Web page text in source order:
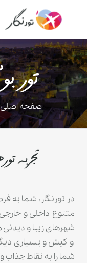
تور
صفحه اصلی
تجربه
در تورنگار، شما به
متنوع داخلی و
شهرهای زیبا و دیدنی
و کیش و بسیاری
شما را به نقاط جذاب